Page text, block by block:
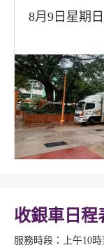
8月9日星期
收銀車日程
服務時段：上午10